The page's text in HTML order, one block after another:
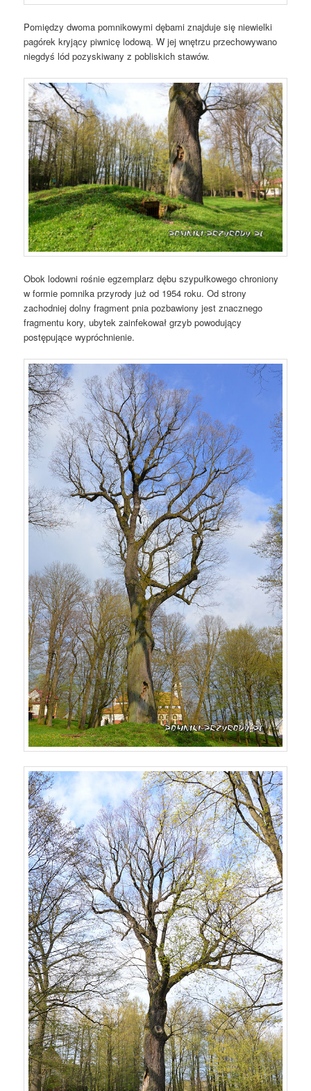
Pomiędzy dwoma pomnikowymi dębami znajduje się niewielki
pagórek kryjący piwnicę lodową. W jej wnętrzu przechowywano
niegdyś lód pozyskiwany z pobliskich stawów.
Obok lodowni rośnie egzemplarz dębu szypułkowego chroniony
w formie pomnika przyrody już od 1954 roku. Od strony
zachodniej dolny fragment pnia pozbawiony jest znacznego
fragmentu kory, ubytek zainfekował grzyb powodujący
postępujące wypróchnienie.